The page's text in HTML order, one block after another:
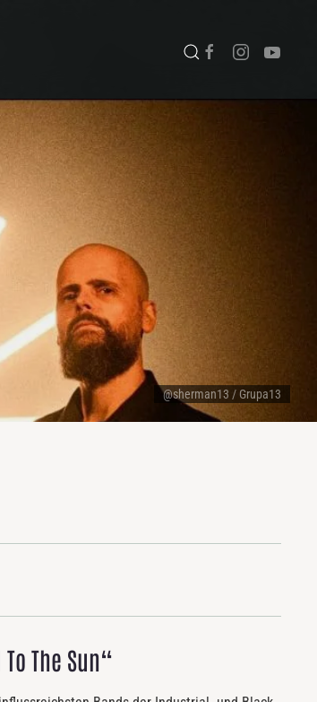
@sherman13 / Grupa13
The Sun“